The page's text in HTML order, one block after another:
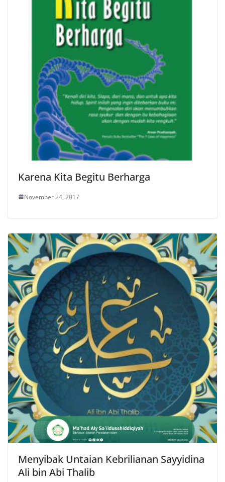
Karena Kita Begitu Berharga
November 24, 2017
Menyibak Untaian Kebrilianan Sayyidina
Ali bin Abi Thalib